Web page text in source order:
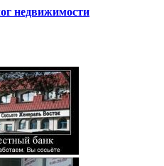
недвижимости